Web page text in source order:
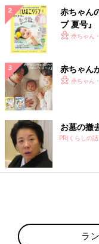
す。カシャカシャ鳴る
【6～11カ月】の
イテム」遊びが
６カ月を過ぎ、おすわ
化。身のまわりにある
な存在であるママが使
い反応を示すことが。
ばせてあげて。
キレイな色・柄に興
赤ちゃん
ブ 夏号
く！ おっ
赤ちゃん
赤ちゃん
赤ちゃん
お墓の撤
PR(くらしの
ラ